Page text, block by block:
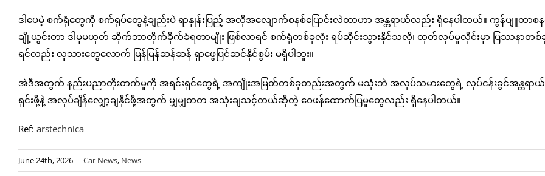
ဒါပေမဲ့ စက်ရုံတွေကို စက်ရုပ်တွေနဲ့ချည်းပဲ ရာနှုန်းပြည့် အလိုအလျောက်စနစ်ပြောင်းလဲတာဟာ အန္တရာယ်လည်း ရှိနေပါတယ်။ ကွန်ပျူတာစ
ချို့ယွင်းတာ ဒါမှမဟုတ် ဆိုက်ဘာတိုက်ခိုက်ခံရတာမျိုး ဖြစ်လာရင် စက်ရုံတစ်ခုလုံး ရပ်ဆိုင်းသွားနိုင်သလို၊ ထုတ်လုပ်မှုလိုင်းမှာ ပြဿနာတစ်ခု
ရင်လည်း လူသားတွေလောက် မြန်မြန်ဆန်ဆန် ရှာဖွေပြင်ဆင်နိုင်စွမ်း မရှိပါဘူး။
အဲဒီအတွက် နည်းပညာတိုးတက်မှုကို အရင်းရှင်တွေရဲ့ အကျိုးအမြတ်တစ်ခုတည်းအတွက် မသုံးဘဲ အလုပ်သမားတွေရဲ့ လုပ်ငန်းခွင်အန္တရာ
ရှင်းဖို့နဲ့ အလုပ်ချိန်လျှော့ချနိုင်ဖို့အတွက် မျှမျှတတ အသုံးချသင့်တယ်ဆိုတဲ့ ဝေဖန်ထောက်ပြမှုတွေလည်း ရှိနေပါတယ်။
Ref: arstechnica
June 24th, 2026 | Car News, News